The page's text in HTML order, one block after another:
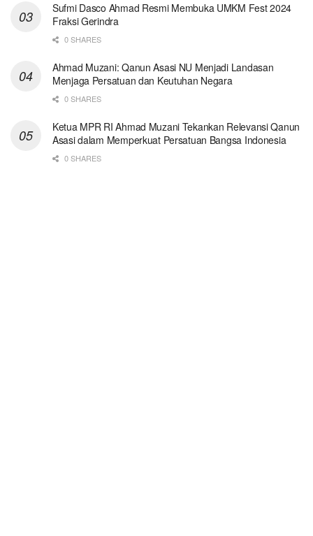
Sufmi Dasco Ahmad Resmi Membuka UMKM Fest 2024
Fraksi Gerindra
0 SHARES
Ahmad Muzani: Qanun Asasi NU Menjadi Landasan
Menjaga Persatuan dan Keutuhan Negara
0 SHARES
Ketua MPR RI Ahmad Muzani Tekankan Relevansi Qanun
Asasi dalam Memperkuat Persatuan Bangsa Indonesia
0 SHARES